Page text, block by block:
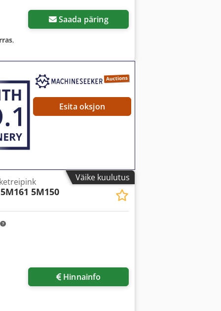
Saada päring
,
Esita oksjon
Väike kuulutus
5M161 5M150
Hinnainfo